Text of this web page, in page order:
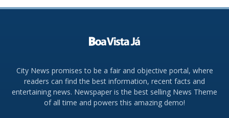
City News promises to be a fair and objective portal, where
readers can find the best information, recent facts and
entertaining news. Newspaper is the best selling News Theme
of all time and powers this amazing demo!